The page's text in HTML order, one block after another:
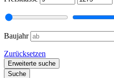
Baujahr
Zurücksetzen
Erweiterte suche
Suche